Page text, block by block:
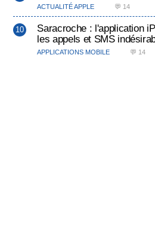
ACTUALITÉ APPLE 💬 14
Saracroche : l'application
les appels et SMS
APPLICATIONS MOBILE 💬 14